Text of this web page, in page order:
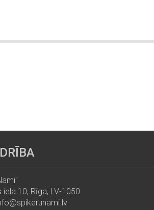
iela 10, Rīga, LV-1050